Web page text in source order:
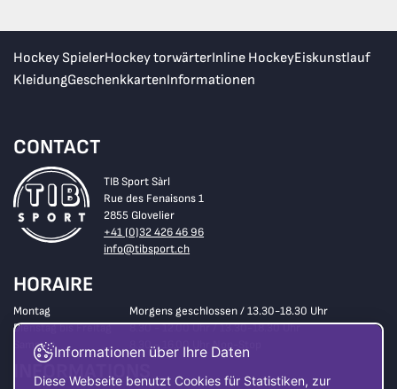
Hockey SpielerHockey torwärterInline HockeyEiskunstlauf
KleidungGeschenkkartenInformationen
CONTACT
TIB Sport Sàrl
Rue des Fenaisons 1
2855 Glovelier
+41 (0)32 426 46 96
info@tibsport.ch
HORAIRE
Montag
Morgens geschlossen / 13.30-18.30 Uhr
Dienstag bis Freitag
8.30 - 12.00 Uhr / 13.30-18.30 Uhr
Samstag
8.30 - 16.00 Uhr Non-Stop
INFORMATIONS
Informationen über Ihre Daten
Diese Webseite benutzt Cookies für Statistiken, zur